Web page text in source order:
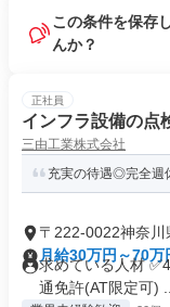
この条件を保存
んか？
正社員
インフラ設備の点
三由工業株式会社
充実の待遇◎完全週
〒222-0022神奈
月給30万円～70万
求めている人材
通免許(AT限定可) ...